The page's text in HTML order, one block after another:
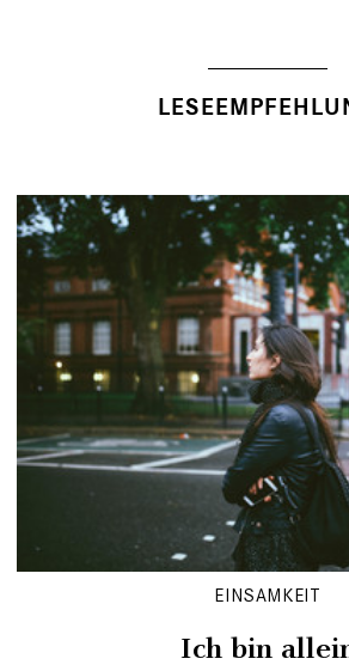
EINSAMKEIT
Ich bin